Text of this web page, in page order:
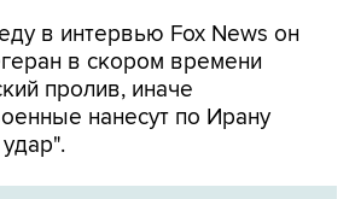
в интервью Fox News он
в скором времени
пролив, иначе
нанесут по Ирану